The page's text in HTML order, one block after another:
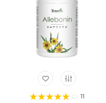
11